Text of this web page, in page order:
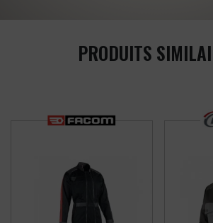
PRODUITS